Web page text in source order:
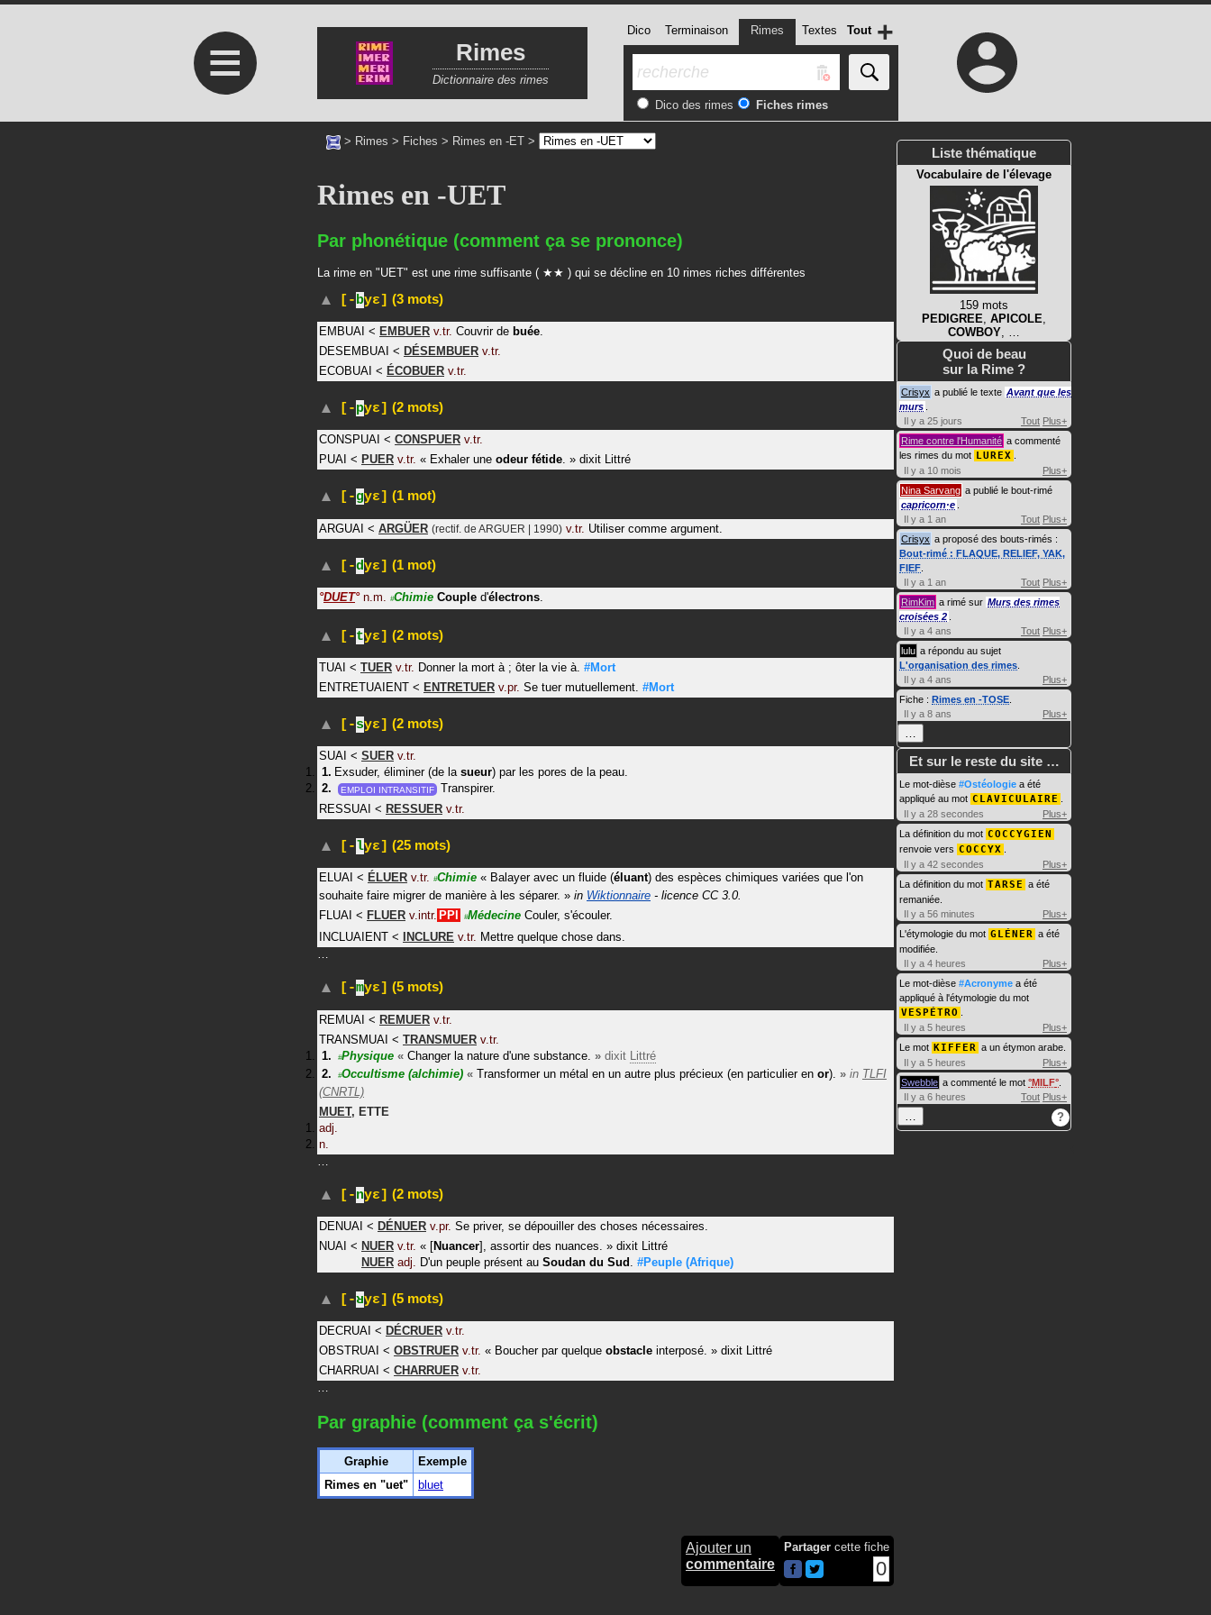
≡ Rimes
Dictionnaire des rimes
Dico Terminaison Rimes Textes Tout
Dico des rimes Fiches rimes
+
> Rimes > Fiches > Rimes en -ET >
Rimes en -UET
Par phonétique (comment ça se prononce)
La rime en "UET" est une rime suffisante ( ★★ ) qui se décline en 10 rimes riches différentes
[-byɛ] (3 mots)
EMBUAI < EMBUER v.tr. Couvrir de buée.
DESEMBUAI < DÉSEMBUER v.tr.
ECOBUAI < ÉCOBUER v.tr.
[-pyɛ] (2 mots)
CONSPUAI < CONSPUER v.tr.
PUAI < PUER v.tr. « Exhaler une odeur fétide. » dixit Littré
[-gyɛ] (1 mot)
ARGUAI < ARGÜER (rectif. de ARGUER | 1990) v.tr. Utiliser comme argument.
[-dyɛ] (1 mot)
°DUET° n.m. #Chimie Couple d'électrons
[-tyɛ] (2 mots)
TUAI < TUER v.tr. Donner la mort à ; ôter la vie à. #Mort
ENTRETUAIENT < ENTRETUER v.pr. Se tuer mutuellement. #Mort
[-syɛ] (2 mots)
SUAI < SUER v.tr.
Exsuder, éliminer (de la sueur) par les pores de la peau.
EMPLOI INTRANSITIF
Transpirer.
RESSUAI < RESSUER v.tr.
[-lyɛ] (25 mots)
ELUAI < ÉLUER v.tr. #Chimie « Balayer avec un fluide (éluant) des espèces chimiques variées que l'on
souhaite faire migrer de manière à les séparer. » in Wiktionnaire - licence CC 3.0.
FLUAI < FLUER v.intr. PPI #Médecine Couler, s'écouler.
INCLUAIENT < INCLURE v.tr. Mettre quelque chose dans.
…
[-myɛ] (5 mots)
REMUAI < REMUER v.tr.
TRANSMUAI < TRANSMUER v.tr.
#Physique « Changer la nature d'une substance. » dixit Littré
#Occultisme (alchimie) « Transformer un métal en un autre plus précieux (en particulier en or). » in TLFI
(CNRTL)
MUET, ETTE
adj.
n.
[-nyɛ] (2 mots)
DENUAI < DÉNUER v.pr. Se priver, se dépouiller des choses nécessaires.
NUAI < NUER v.tr. « [Nuancer], assortir des nuances. » dixit
Littré
NUER adj. D'un peuple présent au Soudan du Sud #Peuple (Afrique)
[-ʁyɛ] (5 mots)
DECRUAI < DÉCRUER v.tr.
OBSTRUAI < OBSTRUER v.tr. « Boucher par quelque obstacle interposé. » dixit Littré
CHARRUAI < CHARRUER v.tr.
…
Par graphie (comment ça s'écrit)
Graphie
Exemple
Rimes en "uet"
bluet
Ajouter un
commentaire
Partager cette fiche
0
Liste thématique
Vocabulaire de l'élevage
159 mots
PEDIGREE, APICOLE,
COWBOY, …
Quoi de beau
sur la Rime ?
Crisyx a publié le texte Avant que les
murs
Il y a 25 jours
Tout Plus+
Rime contre l'Humanité a commenté
les rimes du mot LUREX
Il y a 10 mois
Plus+
Nina Sarvang a publié le bout-rimé
capricorn·e
Il y a 1 an
Tout Plus+
Crisyx a proposé des bouts-rimés :
Bout-rimé : FLAQUE, RELIEF, YAK,
FIEF
Il y a 1 an
Tout Plus+
RimKim a rimé sur Murs des rimes
croisées 2
Il y a 4 ans
Tout Plus+
lulu a répondu au sujet
L'organisation des rimes
Il y a 4 ans
Plus+
Fiche : Rimes en -TOSE
Il y a 8 ans
Plus+
…
Et sur le reste du site …
Le mot-dièse #Ostéologie a été
appliqué au mot CLAVICULAIRE
Il y a 28 secondes
Plus+
La définition du mot COCCYGIEN
renvoie vers COCCYX
Il y a 42 secondes
Plus+
La définition du mot TARSE a été
remaniée.
Il y a 56 minutes
Plus+
L'étymologie du mot GLÉNER a été
modifiée.
Il y a 4 heures
Plus+
Le mot-dièse #Acronyme a été
appliqué à l'étymologie du mot
VESPÉTRO
Il y a 5 heures
Plus+
Le mot KIFFER a un étymon arabe.
Il y a 5 heures
Plus+
Swebble a commenté le mot MILF
Il y a 6 heures
Tout Plus+
… ?